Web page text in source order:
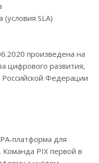
SLA)
произведена на
цифрового развития,
Российской Федерации
платформа для
Команда PIX первой в